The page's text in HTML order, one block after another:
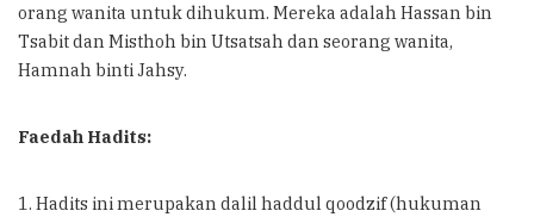
orang wanita untuk dihukum. Mereka adalah Hassan bin
Tsabit dan Misthoh bin Utsatsah dan seorang wanita,
Hamnah binti Jahsy.
Faedah Hadits:
1. Hadits ini merupakan dalil haddul qoodzif (hukuman